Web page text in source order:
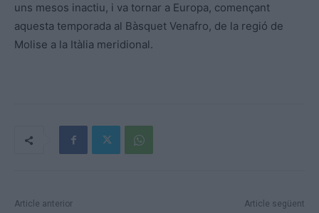
uns mesos inactiu, i va tornar a Europa, començant
aquesta temporada al Bàsquet Venafro, de la regió de
Molise a la Itàlia meridional.
Article anterior Article següent